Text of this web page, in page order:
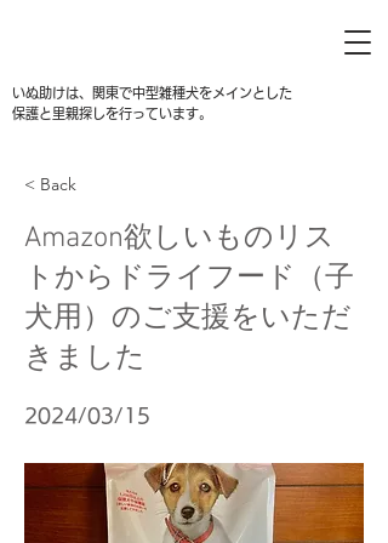
いぬ助けは、関東で中型雑種犬をメインとした
保護と里親探しを行っています。
< Back
Amazon欲しいものリス
トからドライフード（子
犬用）のご支援をいただ
きました
2024/03/15